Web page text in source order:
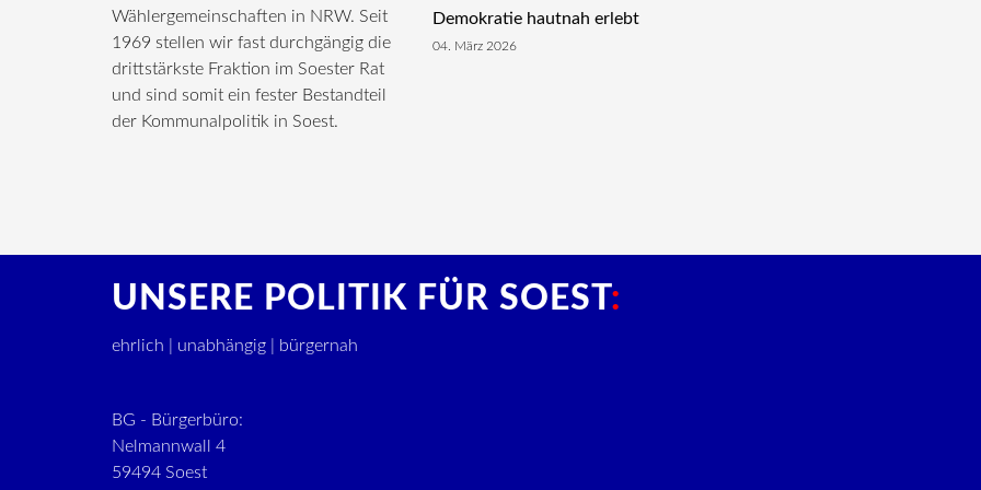
Wählergemeinschaften in NRW. Seit
1969 stellen wir fast durchgängig die
drittstärkste Fraktion im Soester Rat
und sind somit ein fester Bestandteil
der Kommunalpolitik in Soest.
Demokratie hautnah erlebt
04. März 2026
UNSERE POLITIK FÜR SOEST
ehrlich | unabhängig | bürgernah
BG - Bürgerbüro:
Nelmannwall 4
59494 Soest